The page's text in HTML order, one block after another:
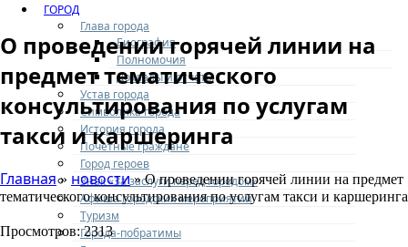
ГОРОД
Глава города
Биография
Полномочия
Доклады и отчеты
Устав города
Символика города
История города
Почетные граждане
Город героев
Знак «За заслуги перед городом»
Афиша городских мероприятий
Туризм
Города-побратимы
О проведении горячей линии на
предмет тематического
консультирования по услугам
такси и каршеринга
Главная» новости» О проведении горячей линии на предмет
тематического консультирования по услугам такси и каршеринга
Просмотров: 2313